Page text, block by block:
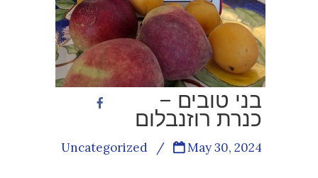
בני טובים –
כנרת רוזנבלום
Uncategorized / May 30, 2024